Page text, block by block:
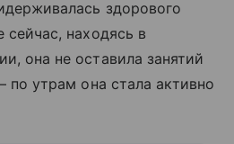
здорового
находясь в
она не оставила занятий
по утрам она стала активно